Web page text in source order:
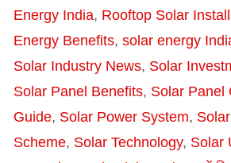
Energy India, Rooftop Solar
Energy Benefits, solar energy
Solar Industry News, Solar
Solar Panel Benefits, Solar Panel
Guide, Solar Power System,
Scheme, Solar Technology, Solar